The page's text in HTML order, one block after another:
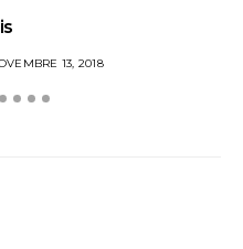
13, 2018